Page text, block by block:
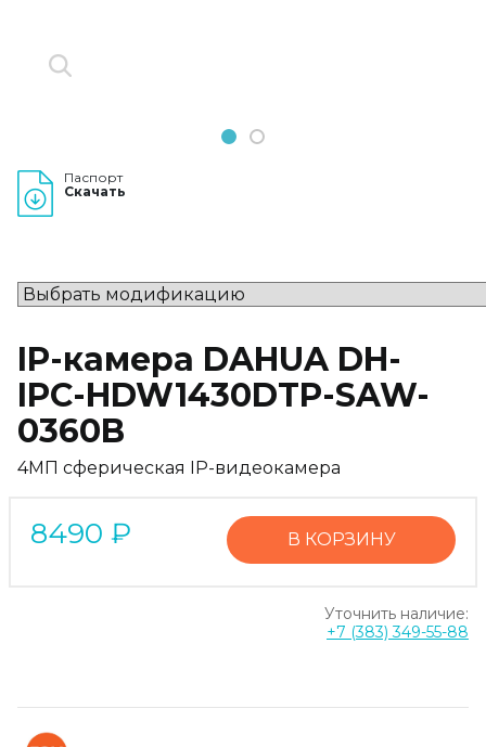
1 2
Паспорт
Скачать
IP-камера DAHUA DH-
IPC-HDW1430DTP-SAW-
0360B
4МП сферическая IP-видеокамера
8490 ₽ В КОРЗИНУ
Уточнить наличие:
+7 (383) 349-55-88